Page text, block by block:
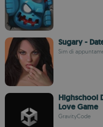
Sugary -
Sim di
Highschool
Love Game
GravityCode